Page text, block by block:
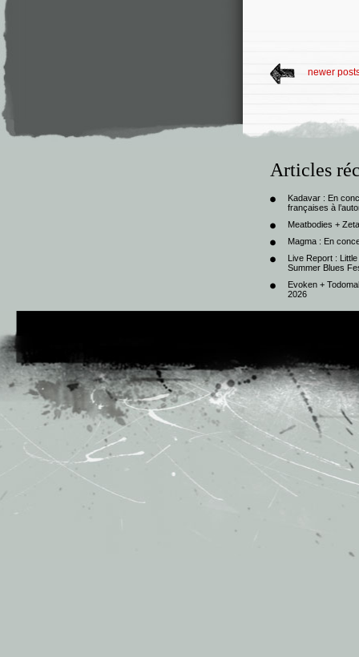
newer
Articles
Kadavar : En
françaises à
Meatbodies +
Magma : En
Live Report :
Summer Blues
Evoken +
2026